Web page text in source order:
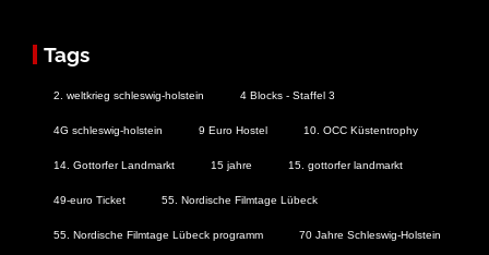
Tags
2. weltkrieg schleswig-holstein 4 Blocks - Staffel 3
4G schleswig-holstein 9 Euro Hostel 10. OCC Küstentrophy
14. Gottorfer Landmarkt 15 jahre 15. gottorfer landmarkt
49-euro Ticket 55. Nordische Filmtage Lübeck
55. Nordische Filmtage Lübeck programm 70 Jahre Schleswig-Holstein